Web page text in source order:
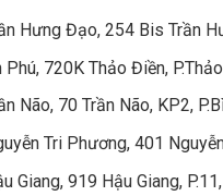
Hưng Đạo, 254 Bis Trần
Phú, 720K Thảo Điền,
Não, 70 Trần Não, KP2,
Tri Phương, 401
Giang, 919 Hậu Giang,